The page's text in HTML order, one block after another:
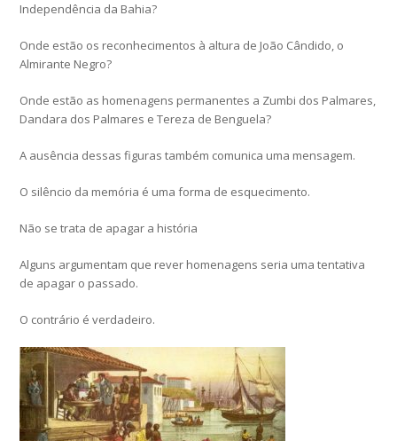
Independência da Bahia?
Onde estão os reconhecimentos à altura de João Cândido, o
Almirante Negro?
Onde estão as homenagens permanentes a Zumbi dos Palmares,
Dandara dos Palmares e Tereza de Benguela?
A ausência dessas figuras também comunica uma mensagem.
O silêncio da memória é uma forma de esquecimento.
Não se trata de apagar a história
Alguns argumentam que rever homenagens seria uma tentativa
de apagar o passado.
O contrário é verdadeiro.